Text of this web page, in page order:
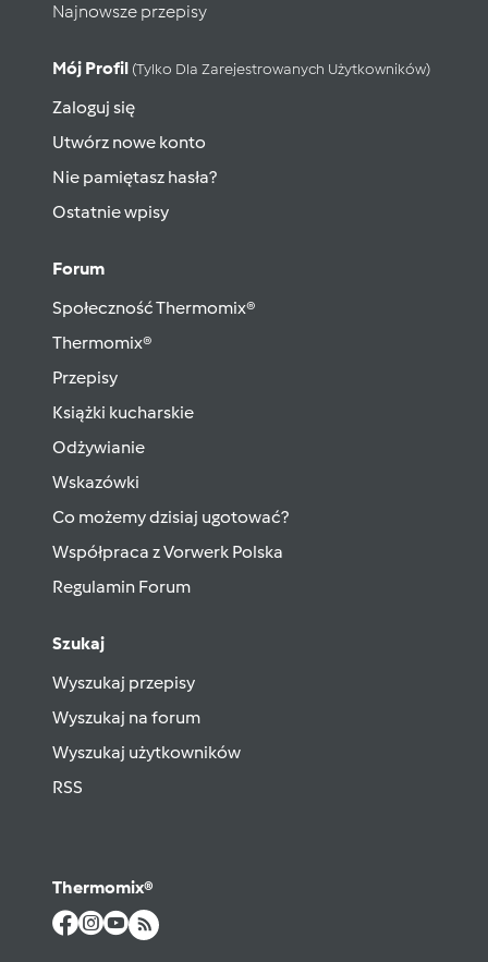
Najnowsze przepisy
Mój Profil (tylko Dla Zarejestrowanych Użytkowników)
Zaloguj się
Utwórz nowe konto
Nie pamiętasz hasła?
Ostatnie wpisy
Forum
Społeczność Thermomix®
Thermomix®
Przepisy
Książki kucharskie
Odżywianie
Wskazówki
Co możemy dzisiaj ugotować?
Współpraca z Vorwerk Polska
Regulamin Forum
Szukaj
Wyszukaj przepisy
Wyszukaj na forum
Wyszukaj użytkowników
RSS
Thermomix®